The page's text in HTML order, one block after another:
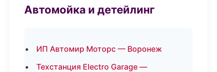
Автомойка и детейлинг
ИП Автомир Моторс — Воронеж
Техстанция Electro Garage —